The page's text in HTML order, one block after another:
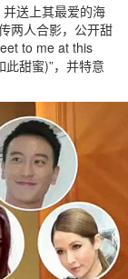
送上其最爱的海
两人合影，公开甜
to me at this
甜蜜)”，并特意